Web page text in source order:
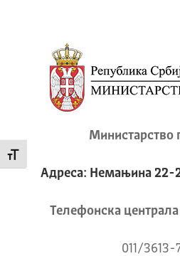
Промени величину слова
Министарство
Адреса: Немањина 22-
Телeфонска
011/3613-